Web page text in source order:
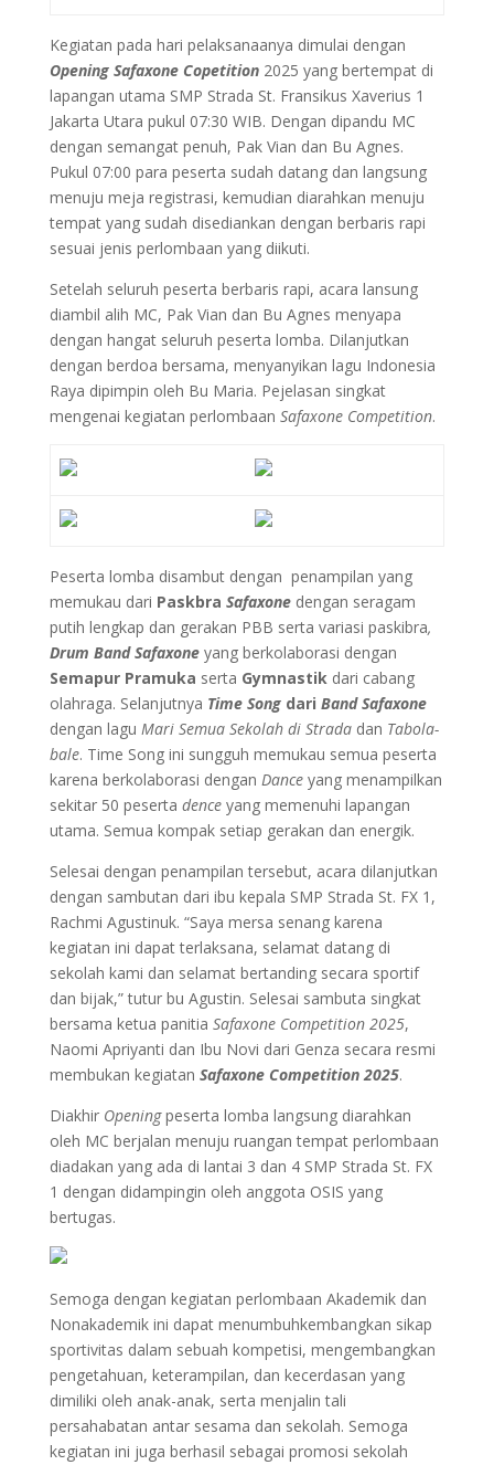
Kegiatan pada hari pelaksanaanya dimulai dengan
Opening Safaxone Copetition2025 yang bertempat di
lapangan utama SMP Strada St. Fransikus Xaverius 1
Jakarta Utara pukul 07:30 WIB. Dengan dipandu MC
dengan semangat penuh, Pak Vian dan Bu Agnes.
Pukul 07:00 para peserta sudah datang dan langsung
menuju meja registrasi, kemudian diarahkan menuju
tempat yang sudah disediankan dengan berbaris rapi
sesuai jenis perlombaan yang diikuti.
Setelah seluruh peserta berbaris rapi, acara lansung
diambil alih MC, Pak Vian dan Bu Agnes menyapa
dengan hangat seluruh peserta lomba. Dilanjutkan
dengan berdoa bersama, menyanyikan lagu Indonesia
Raya dipimpin oleh Bu Maria. Pejelasan singkat
mengenai kegiatan perlombaan Safaxone Competition.
Peserta lomba disambut dengan penampilan yang
memukau dari Paskbra Safaxonedengan seragam
putih lengkap dan gerakan PBB serta variasi paskibra,
Drum Band Safaxone yang berkolaborasi dengan
Semapur Pramuka serta Gymnastikdari cabang
olahraga. Selanjutnya Time Songdari Band Safaxone
dengan lagu Mari Semua Sekolah di Stradadan Tabola-
bale. Time Song ini sungguh memukau semua peserta
karena berkolaborasi dengan Danceyang menampilkan
sekitar 50 peserta denceyang memenuhi lapangan
utama. Semua kompak setiap gerakan dan energik.
Selesai dengan penampilan tersebut, acara dilanjutkan
dengan sambutan dari ibu kepala SMP Strada St. FX 1,
Rachmi Agustinuk. “Saya mersa senang karena
kegiatan ini dapat terlaksana, selamat datang di
sekolah kami dan selamat bertanding secara sportif
dan bijak,” tutur bu Agustin. Selesai sambuta singkat
bersama ketua panitia Safaxone Competition 2025,
Naomi Apriyanti dan Ibu Novi dari Genza secara resmi
membukan kegiatan Safaxone Competition 2025.
Diakhir Openingpeserta lomba langsung diarahkan
oleh MC berjalan menuju ruangan tempat perlombaan
diadakan yang ada di lantai 3 dan 4 SMP Strada St. FX
1 dengan didampingin oleh anggota OSIS yang
bertugas.
Semoga dengan kegiatan perlombaan Akademik dan
Nonakademik ini dapat menumbuhkembangkan sikap
sportivitas dalam sebuah kompetisi, mengembangkan
pengetahuan, keterampilan, dan kecerdasan yang
dimiliki oleh anak-anak, serta menjalin tali
persahabatan antar sesama dan sekolah. Semoga
kegiatan ini juga berhasil sebagai promosi sekolah